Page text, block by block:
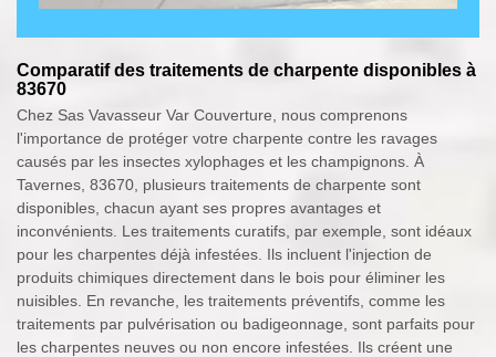
Comparatif des traitements de charpente disponibles à
83670
Chez Sas Vavasseur Var Couverture, nous comprenons
l'importance de protéger votre charpente contre les ravages
causés par les insectes xylophages et les champignons. À
Tavernes, 83670, plusieurs traitements de charpente sont
disponibles, chacun ayant ses propres avantages et
inconvénients. Les traitements curatifs, par exemple, sont idéaux
pour les charpentes déjà infestées. Ils incluent l'injection de
produits chimiques directement dans le bois pour éliminer les
nuisibles. En revanche, les traitements préventifs, comme les
traitements par pulvérisation ou badigeonnage, sont parfaits pour
les charpentes neuves ou non encore infestées. Ils créent une